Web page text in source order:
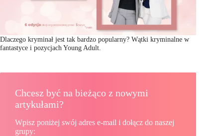
Dlaczego kryminał jest tak bardzo popularny? Wątki kryminalne w
fantastyce i pozycjach Young Adult.
Chcesz być na bieżąco z nowymi
artykułami?
Wpisz poniżej swój adres e-mail i dołącz do naszej
grupy: